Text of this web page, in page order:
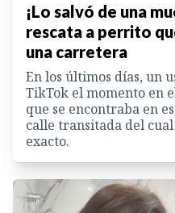
¡Lo salvó de una
rescata a perrito
una carretera
En los últimos días, un
TikTok el momento en
que se encontraba en
calle transitada del
exacto.